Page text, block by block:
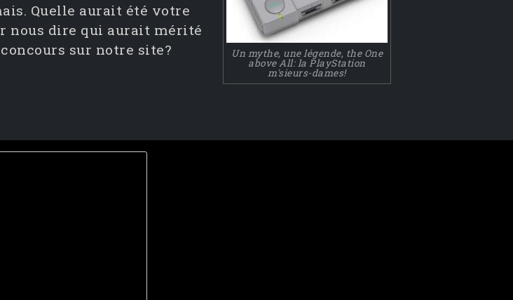
Un mythe, une légende, the One
above All: la PlayStation
m'sieurs-dames!
Quelle aurait été votre
nous dire qui aurait mérité
sur notre site?